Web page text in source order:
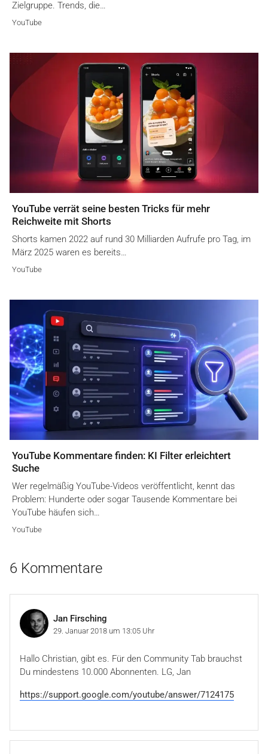
Zielgruppe. Trends, die…
YouTube
YouTube verrät seine besten Tricks für mehr
Reichweite mit Shorts
Shorts kamen 2022 auf rund 30 Milliarden Aufrufe pro Tag, im
März 2025 waren es bereits…
YouTube
YouTube Kommentare finden: KI Filter erleichtert
Suche
Wer regelmäßig YouTube-Videos veröffentlicht, kennt das
Problem: Hunderte oder sogar Tausende Kommentare bei
YouTube häufen sich…
YouTube
6 Kommentare
Jan Firsching
29. Januar 2018 um 13:05 Uhr
Hallo Christian, gibt es. Für den Community Tab brauchst
Du mindestens 10.000 Abonnenten. LG, Jan
https://support.google.com/youtube/answer/7124175